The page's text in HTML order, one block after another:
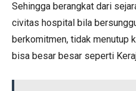
Sehingga berangkat dari
civitas hospital bila
berkomitmen, tidak menutup
bisa besar besar seperti